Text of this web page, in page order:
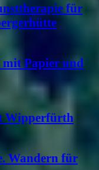
für
mit Papier und
Wipperfürth
Wandern für